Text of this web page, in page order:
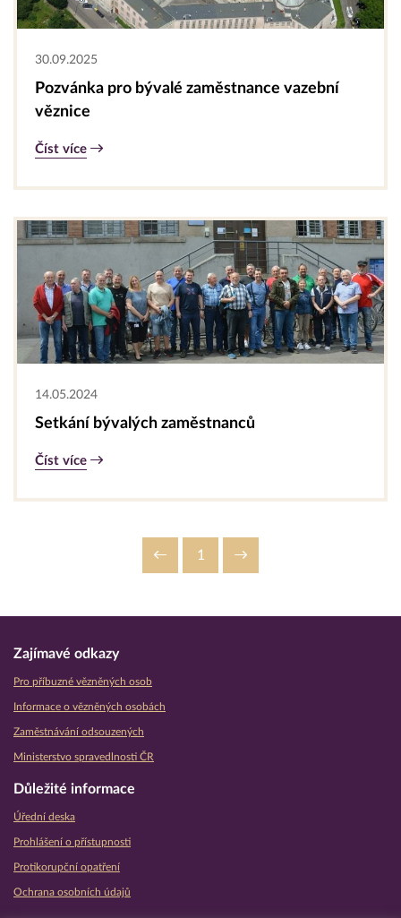
30.09.2025
Pozvánka pro bývalé zaměstnance vazební
věznice
Číst více
14.05.2024
Setkání bývalých zaměstnanců
Číst více
1
Zajímavé odkazy
Pro příbuzné vězněných osob
Informace o vězněných osobách
Zaměstnávání odsouzených
Ministerstvo spravedlnosti ČR
Důležité informace
Úřední deska
Prohlášení o přístupnosti
Protikorupční opatření
Ochrana osobních údajů